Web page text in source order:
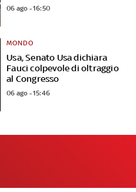
06 ago - 16:50
Usa, Senato Usa dichiara
Fauci colpevole di oltraggio
al Congresso
MONDO
06 ago - 15:46